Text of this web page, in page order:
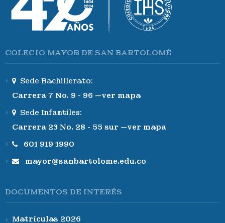
COLEGIO MAYOR DE SAN BARTOLOMÉ
Sede Bachillerato:
Carrera 7 No. 9 - 96 —ver mapa
Sede Infantiles:
Carrera 23 No. 28 - 55 sur —ver mapa
601 919 1990
mayor@sanbartolome.edu.co
DOCUMENTOS DE INTERÉS
Matrículas 2026